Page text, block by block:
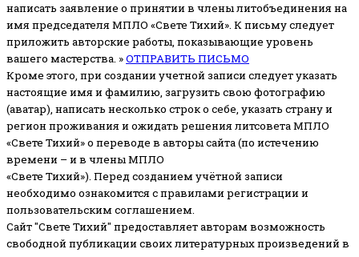
написать заявление о принятии в члены литобъединения на
имя председателя МПЛО «Свете Тихий». К письму следует
приложить авторские работы, показывающие уровень
вашего мастерства. »ОТПРАВИТЬ ПИСЬМО
Кроме этого, при создании учетной записи следует указать
настоящие имя и фамилию, загрузить свою фотографию
(аватар), написать несколько строк о себе, указать страну и
регион проживания и ожидать решения литсовета МПЛО
«Свете Тихий» о переводе в авторы сайта (по истечению
времени – и в члены МПЛО
«Свете Тихий»). Перед созданием учётной записи
необходимо ознакомится с правилами регистрации и
пользовательским соглашением.
Сайт "Свете Тихий" предоставляет авторам возможность
свободной публикации своих литературных произведений в